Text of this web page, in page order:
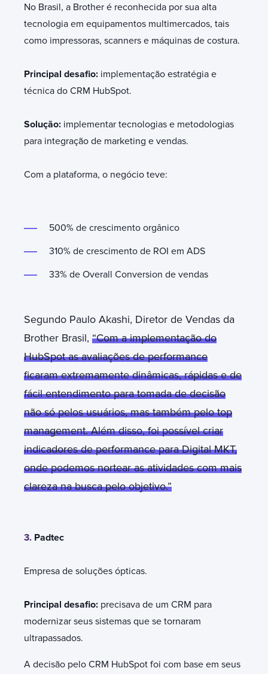
No Brasil, a Brother é reconhecida por sua alta
tecnologia em equipamentos multimercados, tais
como impressoras, scanners e máquinas de costura.
Principal desafio: implementação estratégia e
técnica do CRM HubSpot.
Solução: implementar tecnologias e metodologias
para integração de marketing e vendas.
Com a plataforma, o negócio teve:
500% de crescimento orgânico
310% de crescimento de ROI em ADS
33% de Overall Conversion de vendas
Segundo Paulo Akashi, Diretor de Vendas da
Brother Brasil, “Com a implementação do
HubSpot as avaliações de performance
ficaram extremamente dinâmicas, rápidas e de
fácil entendimento para tomada de decisão
não só pelos usuários, mas também pelo top
management. Além disso, foi possível criar
indicadores de performance para Digital MKT,
onde podemos nortear as atividades com mais
clareza na busca pelo objetivo.”
3. Padtec
Empresa de soluções ópticas.
Principal desafio: precisava de um CRM para
modernizar seus sistemas que se tornaram
ultrapassados.
A decisão pelo CRM HubSpot foi com base em seus